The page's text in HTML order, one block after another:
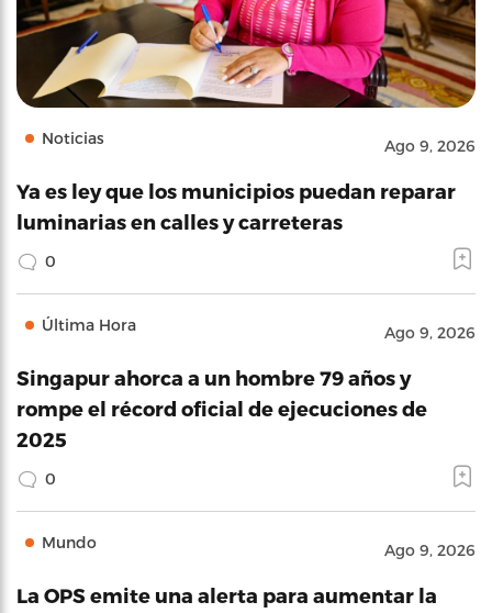
Noticias Ago 9, 2026
Ya es ley que los municipios puedan reparar
luminarias en calles y carreteras
0
Última Hora Ago 9, 2026
Singapur ahorca a un hombre 79 años y
rompe el récord oficial de ejecuciones de
2025
0
Mundo Ago 9, 2026
La OPS emite una alerta para aumentar la